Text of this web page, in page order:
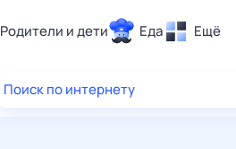
Родители и дети Еда Ещё
Здоровье
Поиск по интернету